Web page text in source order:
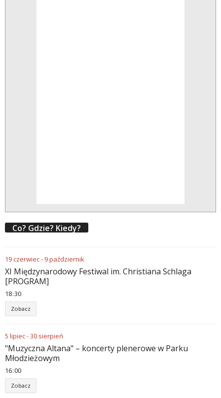
Co? Gdzie? Kiedy?
19czerwiec- 9październik
XI Międzynarodowy Festiwal im. Christiana Schlaga
[PROGRAM]
18:30
Zobacz
5 lipiec-30 sierpień
"Muzyczna Altana" – koncerty plenerowe w Parku
Młodzieżowym
16:00
Zobacz